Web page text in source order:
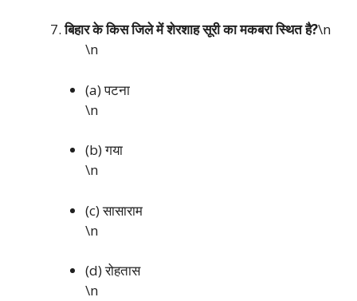
बिहार के किस जिले में शेरशाह सूरी का मकबरा स्थित है?\n
\n
(a) पटना
\n
(b) गया
\n
(c) सासाराम
\n
(d) रोहतास
\n